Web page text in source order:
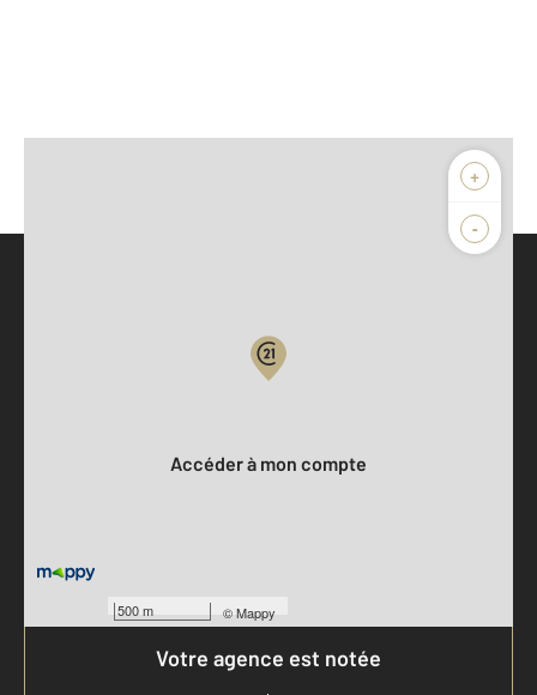
+
-
500 m ©Mappy
Accéder à mon compte
Votre agence est notée